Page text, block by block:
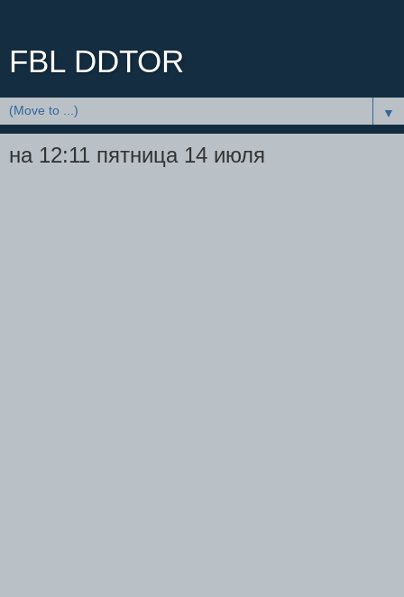
FBL DDTOR
▼
на 12:11 пятница 14 июля